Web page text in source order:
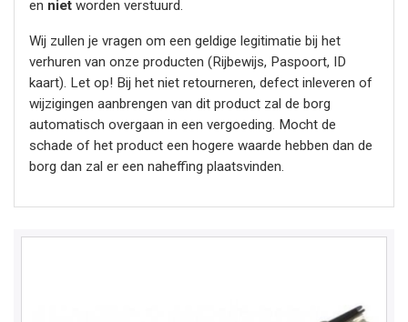
en niet worden verstuurd.
Wij zullen je vragen om een geldige legitimatie bij het
verhuren van onze producten (Rijbewijs, Paspoort, ID
kaart). Let op! Bij het niet retourneren, defect inleveren of
wijzigingen aanbrengen van dit product zal de borg
automatisch overgaan in een vergoeding. Mocht de
schade of het product een hogere waarde hebben dan de
borg dan zal er een naheffing plaatsvinden.